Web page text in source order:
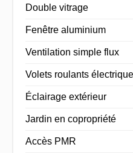
Double vitrage
Fenêtre aluminium
Ventilation simple flux
Volets roulants
Éclairage extérieur
Jardin en copropriété
Accès PMR